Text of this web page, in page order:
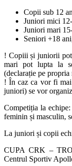
Copii sub 12
Juniori mici
Juniori mari
Seniori +18
! Copiii și juniorii
mari pot lupta la
(declarație pe propria
! În caz ca vor fi
juniori) se vor
Competiția la
feminin și masculin,
La juniori și copii
CUPA CRK –
Centrul Sportiv